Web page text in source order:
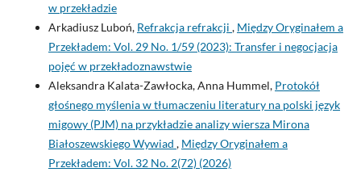
w przekładzie
Arkadiusz Luboń, Refrakcja refrakcji , Między Oryginałem a
Przekładem: Vol. 29 No. 1/59 (2023): Transfer i negocjacja
pojęć w przekładoznawstwie
Aleksandra Kalata-Zawłocka, Anna Hummel, Protokół
głośnego myślenia w tłumaczeniu literatury na polski język
migowy (PJM) na przykładzie analizy wiersza Mirona
Białoszewskiego Wywiad , Między Oryginałem a
Przekładem: Vol. 32 No. 2(72) (2026)